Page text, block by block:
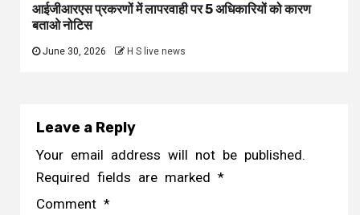
आईजीआरएस प्रकरणों में लापरवाही पर 5 अधिकारियों को कारण
बताओ नोटिस
June 30, 2026 H S live news
Leave a Reply
Your email address will not be published.
Required fields are marked *
Comment *